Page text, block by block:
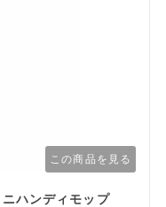
この商品を見る
ハンディモップ